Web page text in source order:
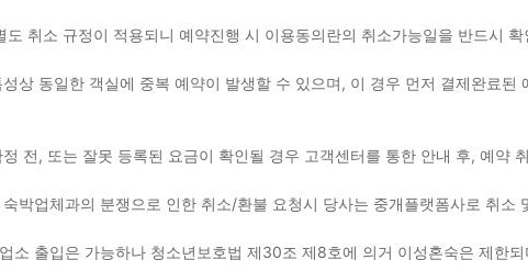
도 취소 규정이 적용되니 예약진행 시 이용동의란의 취소가능일을 반드시
상 동일한 객실에 중복 예약이 발생할 수 있으며, 이 경우 먼저 결제완료
전, 또는 잘못 등록된 요금이 확인될 경우 고객센터를 통한 안내 후, 예약
박업체과의 분쟁으로 인한 취소/환불 요청시 당사는 중개플랫폼사로 취소
소 출입은 가능하나 청소년보호법 제30조 제8호에 의거 이성혼숙은 제한